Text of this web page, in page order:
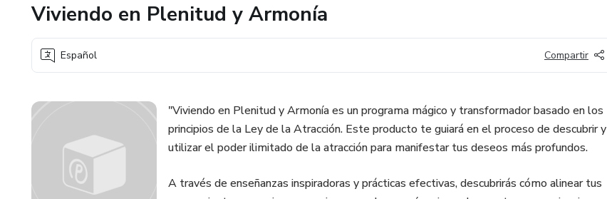
Viviendo en Plenitud y Armonía
Español Compartir
"Viviendo en Plenitud y Armonía es un programa mágico y transformador basado en los
principios de la Ley de la Atracción. Este producto te guiará en el proceso de descubrir y
utilizar el poder ilimitado de la atracción para manifestar tus deseos más profundos.
A través de enseñanzas inspiradoras y prácticas efectivas, descubrirás cómo alinear tus